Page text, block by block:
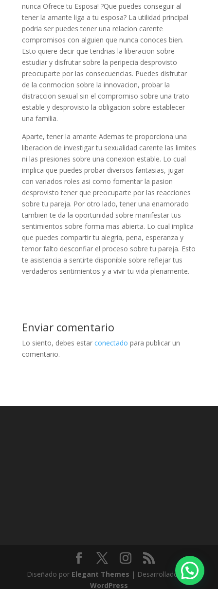
nunca Ofrece tu Esposa! ?Que puedes conseguir al
tener la amante liga a tu esposa? La utilidad principal
podri­a ser puedes tener una relacion carente
compromisos con alguien que nunca conoces bien.
Esto quiere decir que tendri­as la liberacion sobre
estudiar y disfrutar sobre la peripecia desprovisto
preocuparte por las consecuencias. Puedes disfrutar
de la conmocion sobre la innovacion, probar la
distraccion sexual sin el compromiso sobre una trato
estable y desprovisto la obligacion sobre establecer
una familia.
Aparte, tener la amante Ademas te proporciona una
liberacion de investigar tu sexualidad carente las limites
ni las presiones sobre una conexion estable. Lo cual
implica que puedes probar diversos fantasias, jugar
con variados roles asi­ como fomentar la pasion
desprovisto tener que preocuparte por las reacciones
sobre tu pareja. Por otro lado, tener una enamorado
tambien te da la oportunidad sobre manifestar tus
sentimientos sobre forma mas abierta. Lo cual implica
que puedes compartir tu alegria, pena, esperanza y
temor falto desconfiar el proceso sobre tu pareja. Esto
te asistencia a sentirte disponible sobre reflejar tus
verdaderos sentimientos y a vivir tu vida plenamente.
Enviar comentario
Lo siento, debes estar conectado para publicar un
comentario.
Diseñado por Elegant Themes | Desarrollado por
WordPress